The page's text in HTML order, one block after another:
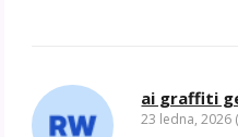
ai graffiti
23 ledna, 2026